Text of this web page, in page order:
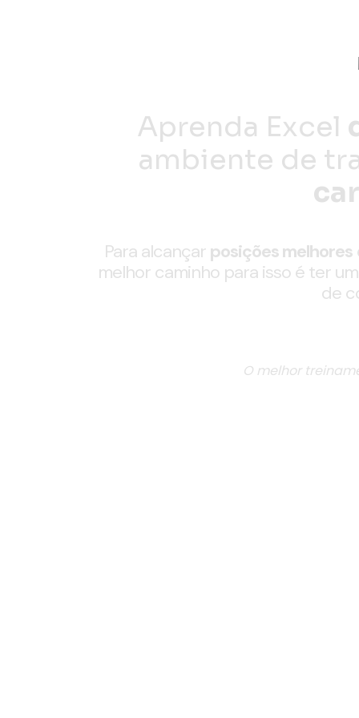
Aprenda Excel
ambiente de
Para alcançar posições melhores
melhor caminho para isso é ter
de
O melhor